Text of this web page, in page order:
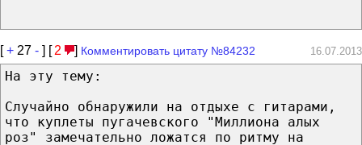
[+ 27 - ] [ 2 ] Комментировать цитату №84232 16.07.2013
На эту тему:
Случайно обнаружили на отдыхе с гитарами,
что куплеты пугачевского "Миллиона алых
роз" замечательно ложатся по ритму на